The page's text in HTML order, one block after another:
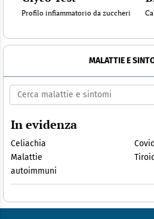
Profilo infiammatorio da zuccheri
MALATTIE E
In evidenza
Celiachia
Malattie
autoimmuni